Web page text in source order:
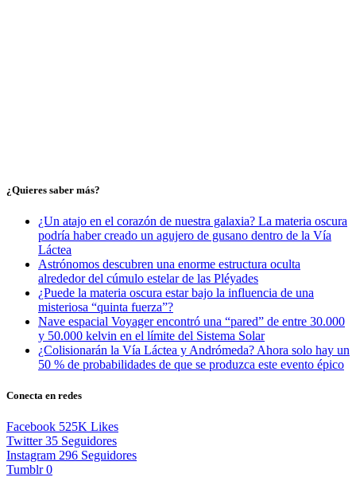
¿Quieres saber más?
¿Un atajo en el corazón de nuestra galaxia? La materia oscura
podría haber creado un agujero de gusano dentro de la Vía
Láctea
Astrónomos descubren una enorme estructura oculta
alrededor del cúmulo estelar de las Pléyades
¿Puede la materia oscura estar bajo la influencia de una
misteriosa “quinta fuerza”?
Nave espacial Voyager encontró una “pared” de entre 30.000
y 50.000 kelvin en el límite del Sistema Solar
¿Colisionarán la Vía Láctea y Andrómeda? Ahora solo hay un
50 % de probabilidades de que se produzca este evento épico
Conecta en redes
Facebook 525K Likes
Twitter 35 Seguidores
Instagram 296 Seguidores
Tumblr 0